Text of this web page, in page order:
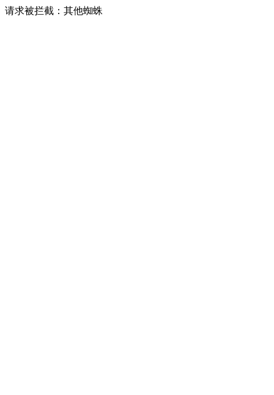
请求被拦截：其他蜘蛛